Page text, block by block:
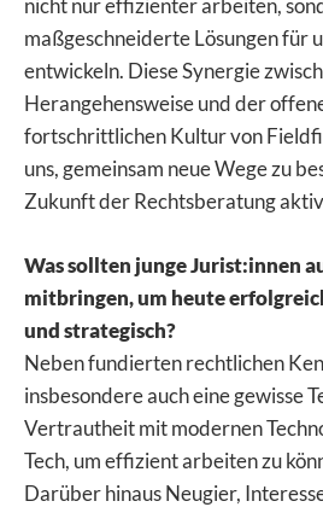
nicht nur effizienter arbeiten,
maßgeschneiderte Lösungen für
entwickeln. Diese Synergie
Herangehensweise und der
fortschrittlichen Kultur von
uns, gemeinsam neue Wege zu
Zukunft der Rechtsberatung
Was sollten junge Jurist:innen
mitbringen, um heute
und strategisch?
Neben fundierten rechtlichen
insbesondere auch eine gewisse
Vertrautheit mit modernen
Tech, um effizient arbeiten zu
Darüber hinaus Neugier,